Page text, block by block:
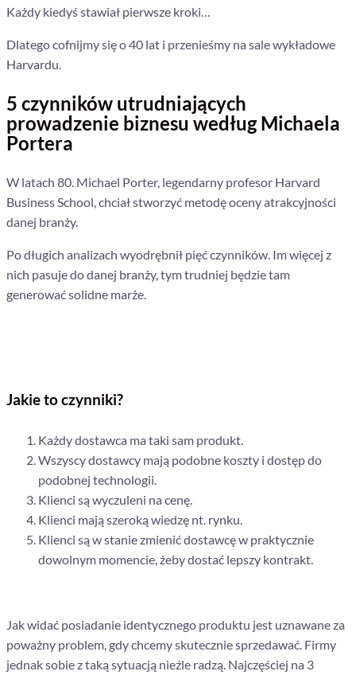
Każdy kiedyś stawiał pierwsze kroki…
Dlatego cofnijmy się o 40 lat i przenieśmy na sale wykładowe
Harvardu.
5 czynników utrudniających
prowadzenie biznesu według Michaela
Portera
W latach 80. Michael Porter, legendarny profesor Harvard
Business School, chciał stworzyć metodę oceny atrakcyjności
danej branży.
Po długich analizach wyodrębnił pięć czynników. Im więcej z
nich pasuje do danej branży, tym trudniej będzie tam
generować solidne marże.
Jakie to czynniki?
Każdy dostawca ma taki sam produkt.
Wszyscy dostawcy mają podobne koszty i dostęp do
podobnej technologii.
Klienci są wyczuleni na cenę.
Klienci mają szeroką wiedzę nt. rynku.
Klienci są w stanie zmienić dostawcę w praktycznie
dowolnym momencie, żeby dostać lepszy kontrakt.
Jak widać posiadanie identycznego produktu jest uznawane za
poważny problem, gdy chcemy skutecznie sprzedawać. Firmy
jednak sobie z taką sytuacją nieźle radzą. Najczęściej na 3